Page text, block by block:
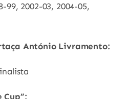
99, 2002-03, 2004-05,
António Livramento:
Cup”: